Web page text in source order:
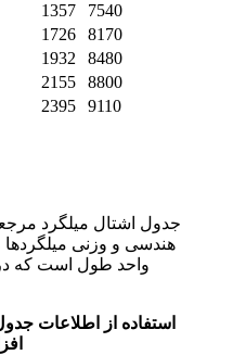
1357
7540
1726
8170
1932
8480
2155
8800
2395 9110
جدول اشتال میلگرد
هندسی و وزنی
واحد طول است که
استفاده از اطلاعات